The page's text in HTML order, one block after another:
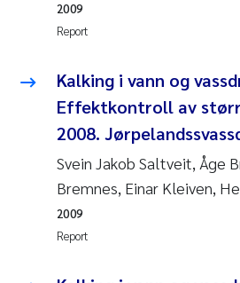
Richard Garth James
Bjørnar Andre Beylich
Nathalie Marquesin-Risbakk
Peter Stig Hansen
Marit Villø
Report
2009
Kalking i vann og
Effektkontroll av
2008.
Svein Jakob Saltveit, Åge
Bremnes, Einar Kleiven,
Report
2009